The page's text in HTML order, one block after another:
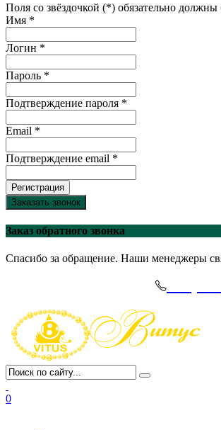
Поля со звёздочкой (*) обязательно
Имя *
Логин *
Пароль *
Подтверждение пароля *
Email *
Подтверждение email *
Регистрация
Заказать звонок
Заказ обратного звонка
Спасибо за обращение. Наши менеджеры
0